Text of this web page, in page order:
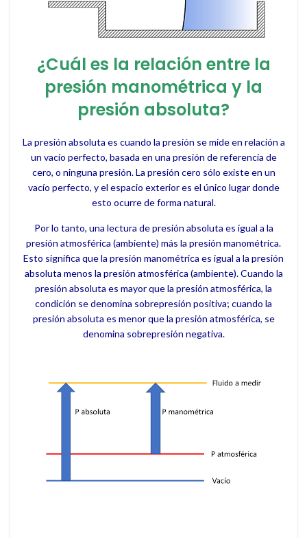
¿Cuál es la relación entre la
presión manométrica y la
presión absoluta?
La presión absoluta es cuando la presión se mide en relación a
un vacío perfecto, basada en una presión de referencia de
cero, o ninguna presión. La presión cero sólo existe en un
vacío perfecto, y el espacio exterior es el único lugar donde
esto ocurre de forma natural.
Por lo tanto, una lectura de presión absoluta es igual a la
presión atmosférica (ambiente) más la presión manométrica.
Esto significa que la presión manométrica es igual a la presión
absoluta menos la presión atmosférica (ambiente). Cuando la
presión absoluta es mayor que la presión atmosférica, la
condición se denomina sobrepresión positiva; cuando la
presión absoluta es menor que la presión atmosférica, se
denomina sobrepresión negativa.